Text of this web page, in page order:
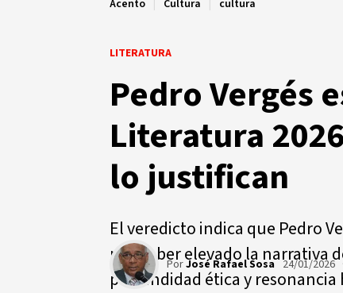
Acento | Cultura | cultura
LITERATURA
Pedro Vergés
Literatura
lo justifican
El veredicto indica que Pedro
por haber elevado la narrativa
profundidad ética y resonancia
PorJosé Rafael Sosa 24/01/2026